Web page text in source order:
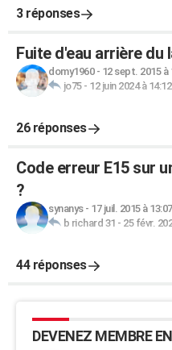
3 réponses
Fuite d'eau arrière du
domy1960- 12 sept. 2015 à
jo75- 12 juin 2024 à 14:12
26 réponses
Code erreur E15 sur
?
synanys- 17 juil. 2015 à 13:07
b richard 31 - 25 févr.
44 réponses
DEVENEZ MEMBRE